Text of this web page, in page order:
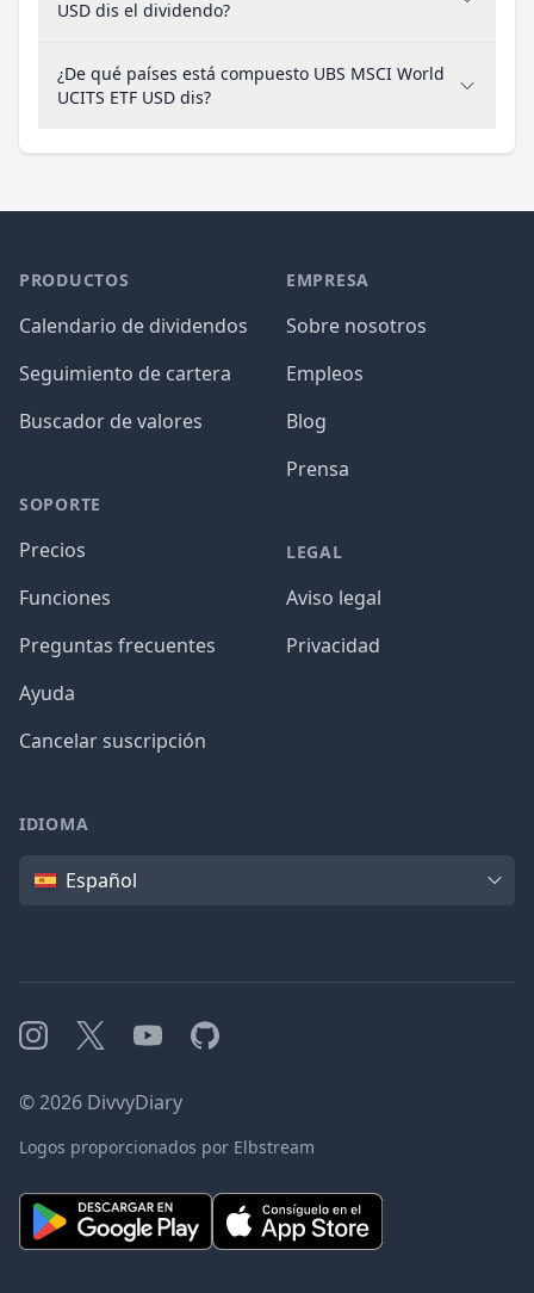
USD dis el dividendo?
¿De qué países está compuesto UBS MSCI World
UCITS ETF USD dis?
PRODUCTOS
Calendario de dividendos
Seguimiento de cartera
Buscador de valores
SOPORTE
Precios
Funciones
Preguntas frecuentes
Ayuda
Cancelar suscripción
EMPRESA
Sobre nosotros
Empleos
Blog
Prensa
LEGAL
Aviso legal
Privacidad
IDIOMA
IdiomaEspañol
Instagram
X YouTubeGitHub
©2026 DivvyDiary
Logos proporcionados por Elbstream